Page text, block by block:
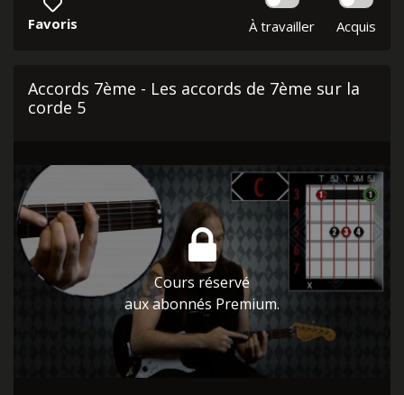
Favoris À travailler Acquis
Accords 7ème - Les accords de 7ème sur la
corde 5
Cours réservé
aux abonnés Premium.